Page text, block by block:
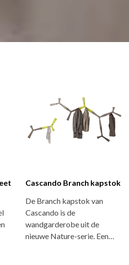
Cascando Branch kapstok
De Branch kapstok van
Cascando is de
wandgarderobe uit de
nieuwe Nature-serie. Een…